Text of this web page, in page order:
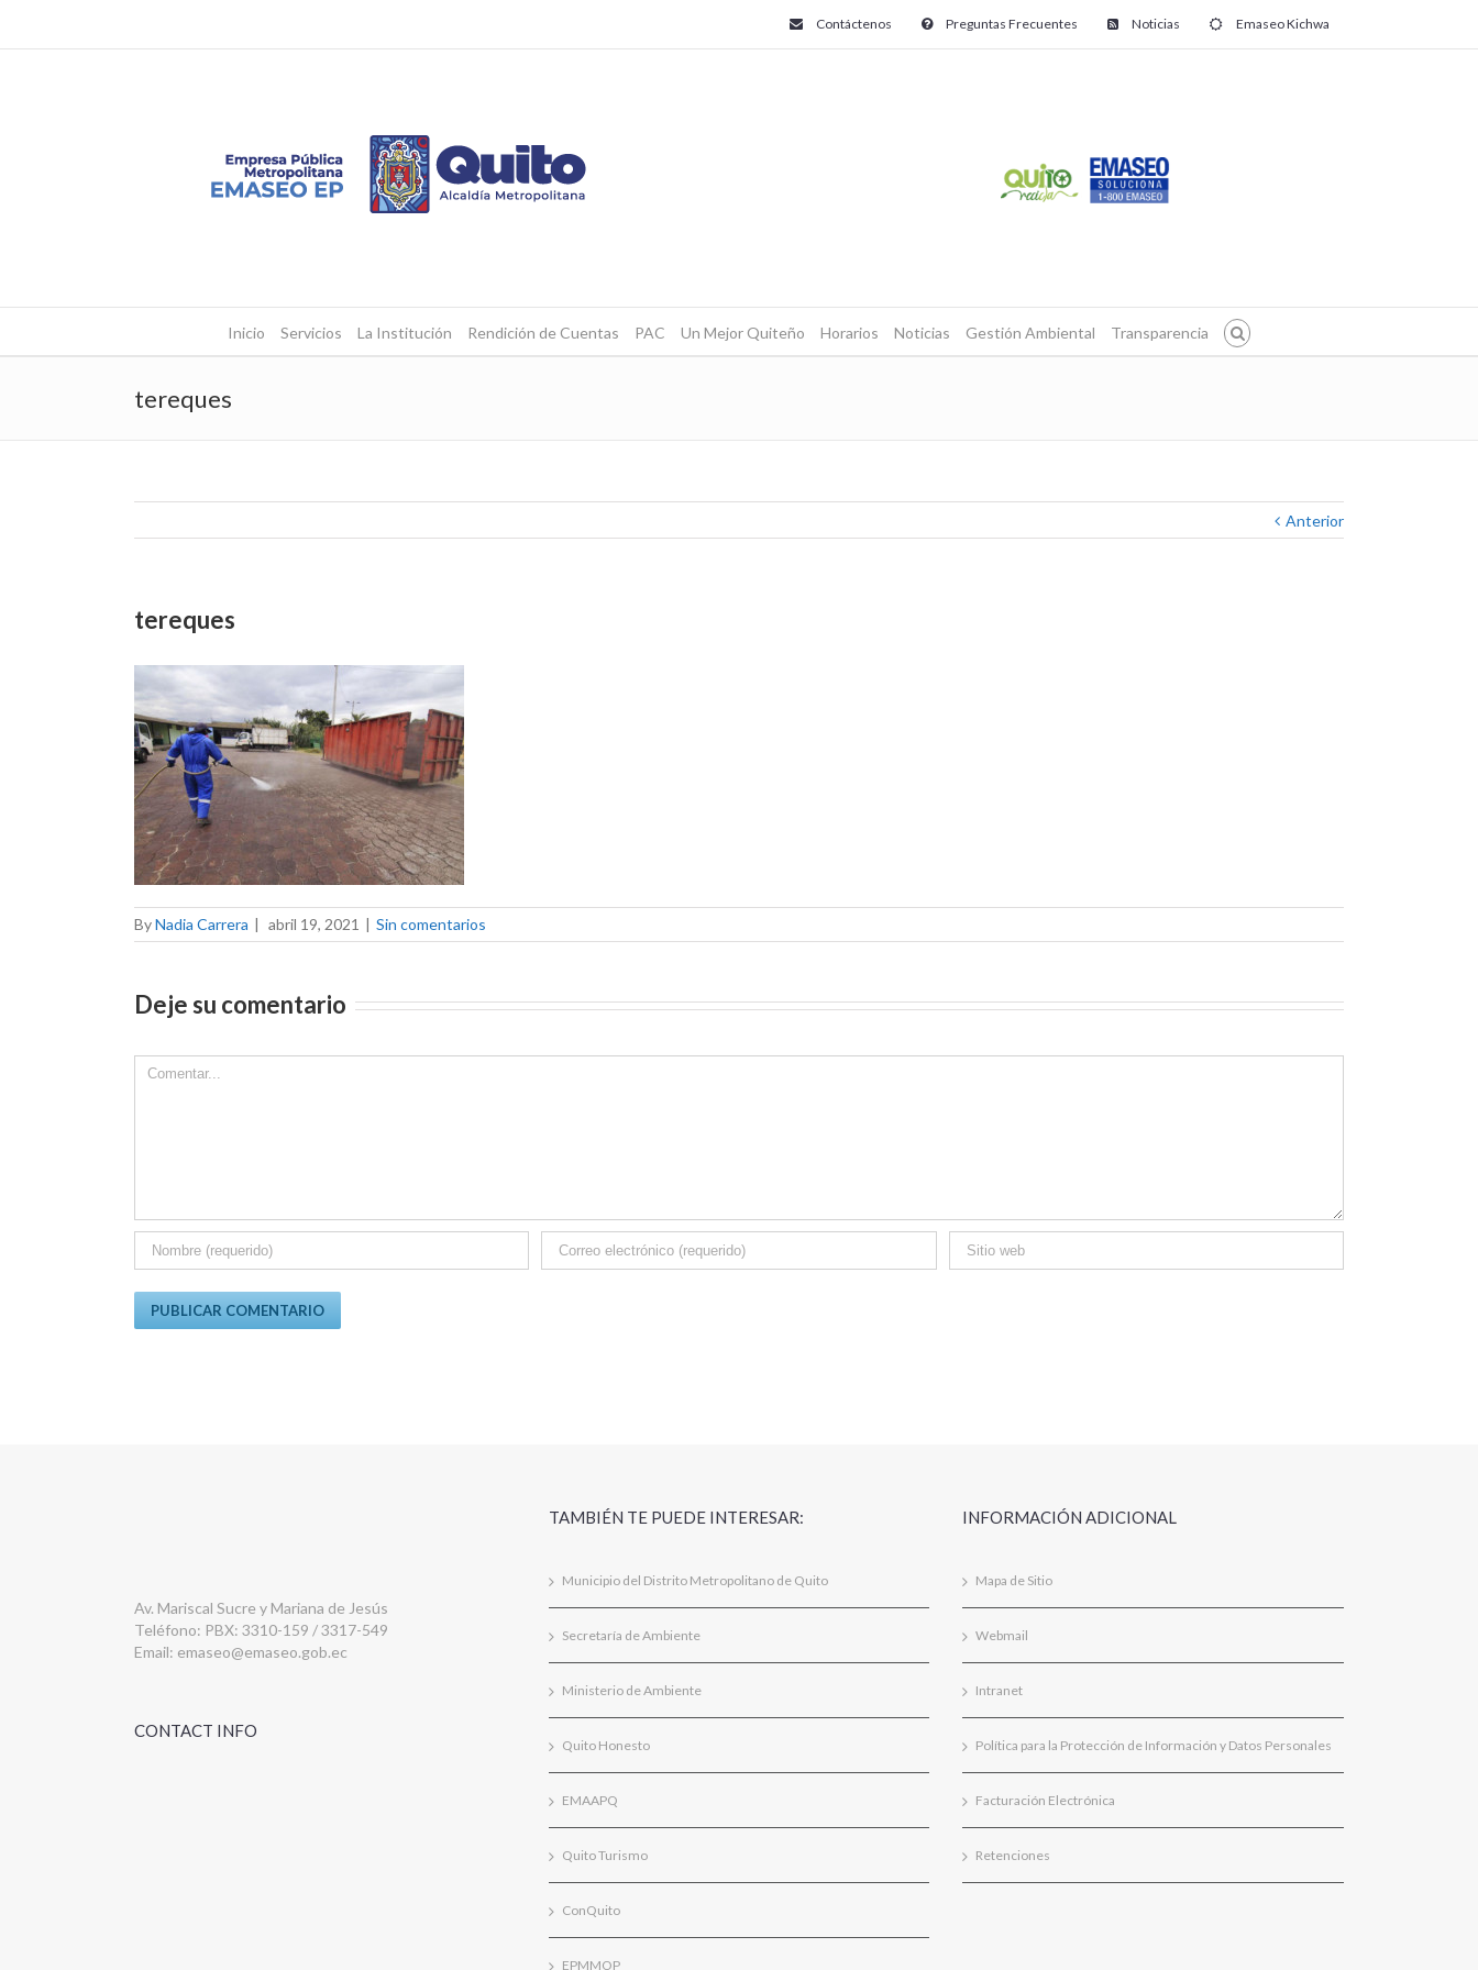
Contáctenos Preguntas Frecuentes Noticias Emaseo Kichwa
Inicio Servicios La Institución Rendición de Cuentas PAC Un Mejor Quiteño Horarios Noticias Gestión Ambiental Transparencia
tereques
Anterior
tereques
ByNadia Carrera | abril 19, 2021 | Sin comentarios
Deje su comentario
Comment
Av. Mariscal Sucre y Mariana de Jesús
Teléfono: PBX: 3310-159 / 3317-549
Email: emaseo@emaseo.gob.ec
CONTACT INFO
TAMBIÉN TE PUEDE INTERESAR:
Municipio del Distrito Metropolitano de Quito
Secretaría de Ambiente
Ministerio de Ambiente
Quito Honesto
EMAAPQ
Quito Turismo
ConQuito
EPMMOP
INFORMACIÓN ADICIONAL
Mapa de Sitio
Webmail
Intranet
Política para la Protección de Información y Datos Personales
Facturación Electrónica
Retenciones